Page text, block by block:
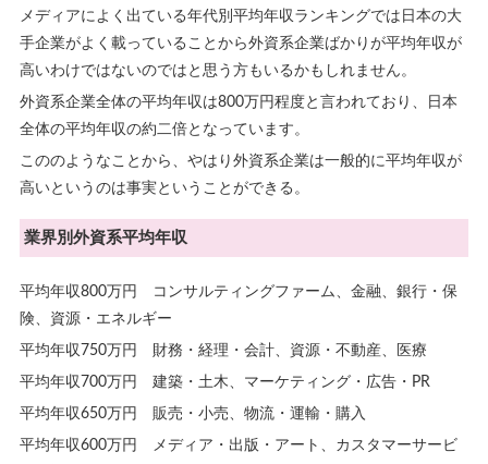
メディアによく出ている年代別平均年収ランキングでは日本の大
手企業がよく載っていることから外資系企業ばかりが平均年収が
高いわけではないのではと思う方もいるかもしれません。
外資系企業全体の平均年収は800万円程度と言われており、日本
全体の平均年収の約二倍となっています。
こののようなことから、やはり外資系企業は一般的に平均年収が
高いというのは事実ということができる。
業界別外資系平均年収
平均年収800万円 コンサルティングファーム、金融、銀行・保
険、資源・エネルギー
平均年収750万円 財務・経理・会計、資源・不動産、医療
平均年収700万円 建築・土木、マーケティング・広告・PR
平均年収650万円 販売・小売、物流・運輸・購入
平均年収600万円 メディア・出版・アート、カスタマーサービ